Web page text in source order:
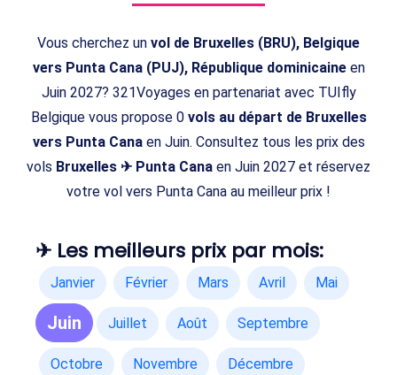
Vous cherchez un vol de Bruxelles (BRU), Belgique
vers Punta Cana (PUJ), République dominicaineen
Juin 2027? 321Voyages en partenariat avec TUIfly
Belgique vous propose 0 vols au départ de Bruxelles
vers Punta Canaen Juin. Consultez tous les prix des
vols Bruxelles ✈ Punta Cana en Juin 2027 et réservez
votre vol vers Punta Cana au meilleur prix !
✈ Les meilleurs prix par mois:
Janvier Février Mars Avril Mai
Juin Juillet Août Septembre
Octobre Novembre Décembre